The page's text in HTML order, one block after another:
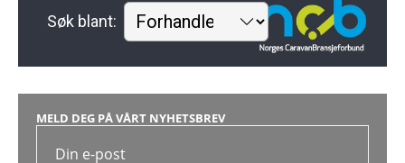
MELD DEG PÅ VÅRT NYHETSBREV